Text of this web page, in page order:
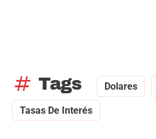
tag Tags Dolares
Tasas De Interés